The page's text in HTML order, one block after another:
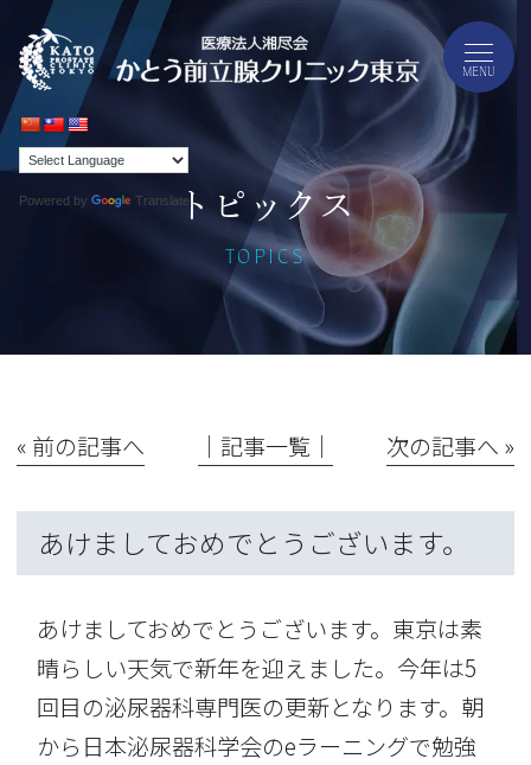
Powered by Translateトピックス
TOPICS
« 前の記事へ │記事一覧│ 次の記事へ »
あけましておめでとうございます。
あけましておめでとうございます。東京は素
晴らしい天気で新年を迎えました。今年は5
回目の泌尿器科専門医の更新となります。朝
から日本泌尿器科学会のeラーニングで勉強